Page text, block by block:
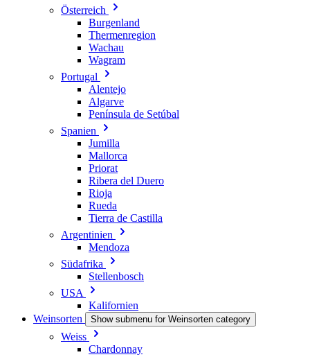
Österreich
Burgenland
Thermenregion
Wachau
Wagram
Portugal
Alentejo
Algarve
Península de Setúbal
Spanien
Jumilla
Mallorca
Priorat
Ribera del Duero
Rioja
Rueda
Tierra de Castilla
Argentinien
Mendoza
Südafrika
Stellenbosch
USA
Kalifornien
Weinsorten
Show submenu for Weinsorten category
Weiss
Chardonnay